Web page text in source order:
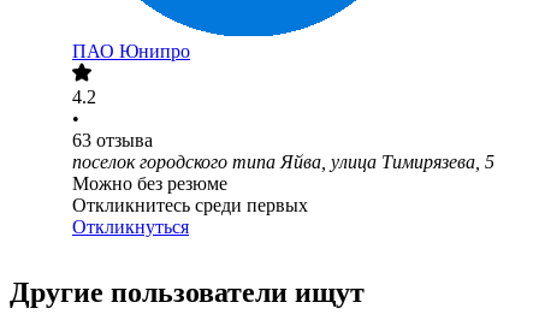
ПАО Юнипро
4.2
•
63 отзыва
поселок городского типа Яйва, улица Тимирязева, 5
Можно без резюме
Откликнитесь среди первых
Откликнуться
Другие пользователи ищут